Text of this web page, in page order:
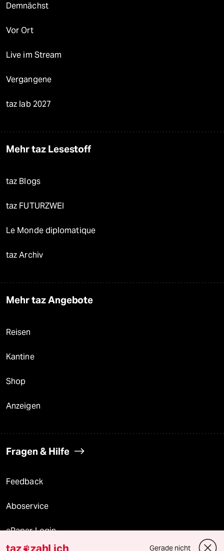
Demnächst
Vor Ort
Live im Stream
Vergangene
taz lab 2027
Mehr taz Lesestoff
taz Blogs
taz FUTURZWEI
Le Monde diplomatique
taz Archiv
Mehr taz Angebote
Reisen
Kantine
Shop
Anzeigen
Fragen & Hilfe
Feedback
Aboservice
ePaper Login
taz zahl ich Gerade nicht